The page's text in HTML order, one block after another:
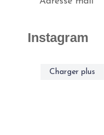
Instagram
cleaning.hero
cleaning.hero
Charger plus